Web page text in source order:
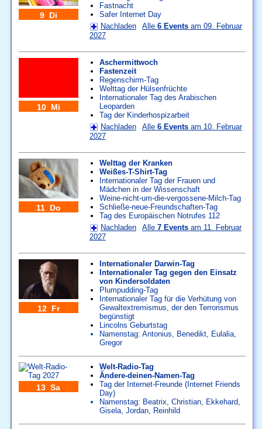
9 Di
Fastnacht
Safer Internet Day
Nachladen
Alle 6 Eventsam 09. Februar
2027
10 Mi
Aschermittwoch
Fastenzeit
Regenschirm-Tag
Welttag der Hülsenfrüchte
Internationaler Tag des Arabischen
Leoparden
Tag der Kinderhospizarbeit
Nachladen
Alle 6 Eventsam 10. Februar
2027
11 Do
Welttag der Kranken
Weißes-T-Shirt-Tag
Internationaler Tag der Frauen und
Mädchen in der Wissenschaft
Weine-nicht-um-die-vergossene-Milch-Tag
Schließe-neue-Freundschaften-Tag
Tag des Europäischen Notrufes 112
Nachladen
Alle 7 Eventsam 11. Februar
2027
12 Fr
Internationaler Darwin-Tag
Internationaler Tag gegen den Einsatz
von Kindersoldaten
Plumpudding-Tag
Internationaler Tag für die Verhütung von
Gewaltextremismus, der den Terrorismus
begünstigt
Lincolns Geburtstag
Namenstag: Antonius Benedikt, Eulalia,
Gregor
13 Sa
Welt-Radio-Tag
Ändere-deinen-Namen-Tag
Tag der Internet-Freunde (Internet Friends
Day)
Namenstag: Beatrix Christian, Ekkehard
Gisela, Jordan, Reinhild